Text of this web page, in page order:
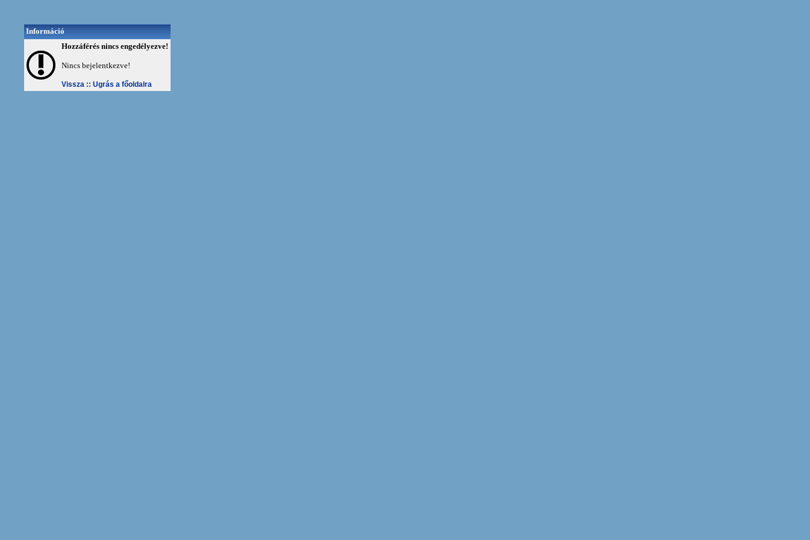
Információ
Hozzáférés nincs engedélyezve!
Nincs bejelentkezve!
Vissza :: Ugrás a főoldalra